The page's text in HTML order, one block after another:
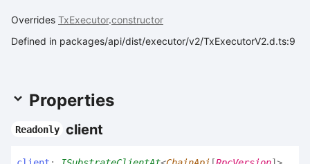
Overrides TxExecutor.constructor
Defined in packages/api/dist/executor/v2/TxExecutorV2.d.ts:9
Properties
Readonly client